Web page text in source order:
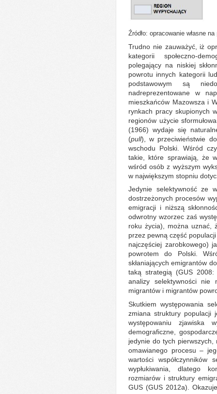
Źródło: opracowanie własne
Trudno nie zauważyć, iż
kategorii społeczno-
polegający na niskiej
powrotu innych kategorii
podstawowym są
nadreprezentowane w
mieszkańców Mazowsza i
rynkach pracy skupionych
regionów użycie
(1966) wydaje się
(pull), w przeciwieństwie
wschodu Polski. Wśród
takie, które sprawiają, że
wśród osób z wyższym
w największym stopniu
Jedynie selektywność ze
dostrzeżonych procesów
emigracji i niższą
odwrotny wzorzec zaś
roku życia), można uznać,
przez pewną część
najczęściej zarobkowego)
powrotem do Polski.
skłaniających emigrantów
taką strategią (GUS
analizy selektywności nie
migrantów i migrantów
Skutkiem występowania
zmiana struktury populacji
występowaniu zjawiska
demograficzne,
jedynie do tych
omawianego procesu –
wartości współczynników
wypłukiwania, dlatego
rozmiarów i struktury
GUS (GUS 2012a).